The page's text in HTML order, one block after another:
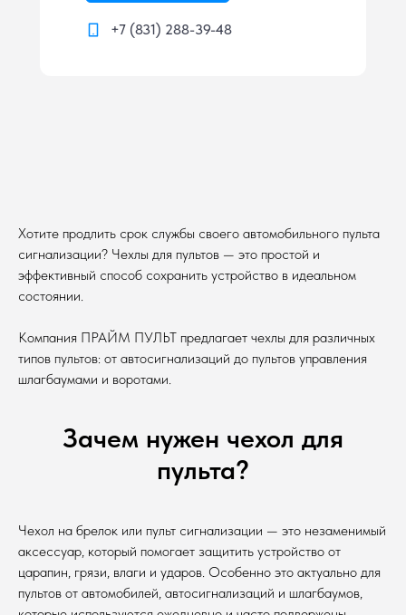
+7 (831) 288-39-48
Хотите продлить срок службы своего автомобильного пульта
сигнализации? Чехлы для пультов — это простой и
эффективный способ сохранить устройство в идеальном
состоянии.
Компания ПРАЙМ ПУЛЬТ предлагает чехлы для различных
типов пультов: от автосигнализаций до пультов управления
шлагбаумами и воротами.
Зачем нужен чехол для
пульта?
Чехол на брелок или пульт сигнализации — это незаменимый
аксессуар, который помогает защитить устройство от
царапин, грязи, влаги и ударов. Особенно это актуально для
пультов от автомобилей, автосигнализаций и шлагбаумов,